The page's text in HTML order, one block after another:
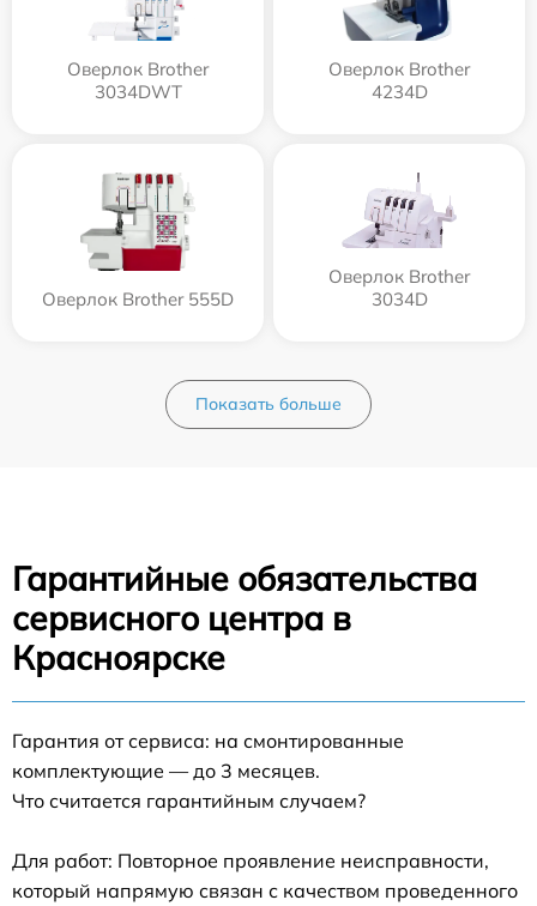
Оверлок Brother
3034DWT
Оверлок Brother
4234D
Оверлок Brother 555D
Оверлок Brother
3034D
Показать больше
Гарантийные обязательства
сервисного центра в
Красноярске
Гарантия от сервиса: на смонтированные
комплектующие — до 3 месяцев.
Что считается гарантийным случаем?
Для работ: Повторное проявление неисправности,
который напрямую связан с качеством проведенного